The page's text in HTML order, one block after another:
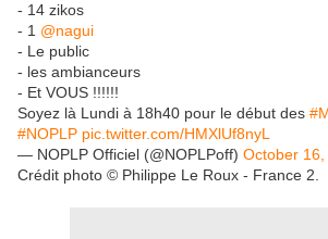
- 14 zikos
- 1 @nagui
- Le public
- les ambianceurs
- Et VOUS !!!!!!
Soyez là Lundi à 18h40 pour le début des
#NOPLP pic.twitter.com/HMXlUf8nyL
— NOPLP Officiel (@NOPLPoff) October
Crédit photo © Philippe Le Roux - France 2.